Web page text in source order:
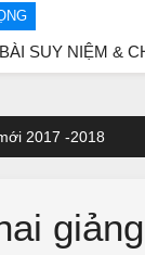
CHÚ GIẢI
2017 -2018
giảng